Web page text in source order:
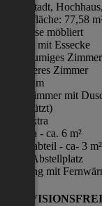
Eisenstadt,
Wohnfläche: 77,58
teilweise möbliert
Küche mit Essecke
1 geräumiges
1 weiteres Zimmer
Vorraum
Badezimmer mit
unbenützt)
WC extra
Loggia - ca. 6 m²
Kellerabteil - ca- 3 m²
KFZ-Abstellplatz
Heizung mit
PROVISIONSFREI